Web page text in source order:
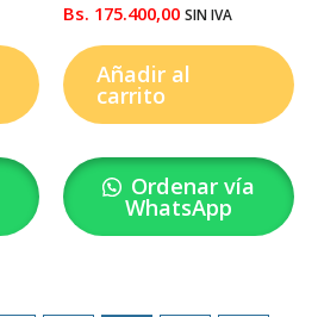
Bs. 175.400,00 SIN IVA
Añadir al
carrito
Ordenar vía
WhatsApp